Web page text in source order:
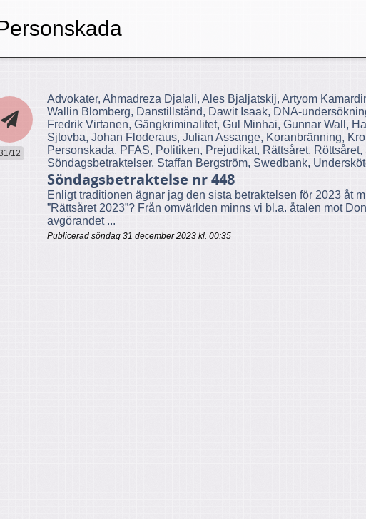
12
Advokater, Ahmadreza Djalali, Ales Bjaljatskij, Artyom
Wallin Blomberg, Danstillstånd, Dawit Isaak, DNA-
Fredrik Virtanen, Gängkriminalitet, Gul Minhai, Gunnar Wall,
Sjtovba, Johan Floderaus, Julian Assange, Koranbränning,
Personskada, PFAS, Politiken, Prejudikat, Rättsåret,
Söndagsbetraktelser, Staffan Bergström, Swedbank,
Söndagsbetraktelse nr 448
Enligt traditionen ägnar jag den sista betraktelsen för 2023 åt
”Rättsåret 2023”? Från omvärlden minns vi bl.a. åtalen mot
avgörandet ...
Publicerad söndag 31 december 2023 kl. 00:35